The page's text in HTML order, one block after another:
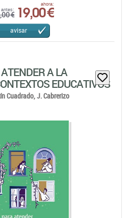
antes:
€
ahora:
19,00 €
avisar
A LA
EDUCATIVOS
Cuadrado,J. Cabrerizo